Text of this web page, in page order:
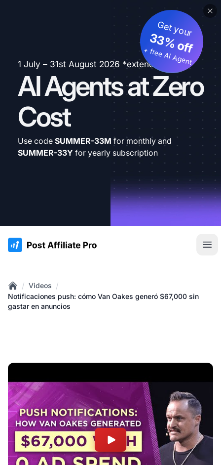
1 July – 31st August 2026 *extended
AI Agents at Zero
Cost
Get your
33% off
+ free AI Agent
Use code SUMMER-33M for monthly and
SUMMER-33Y for yearly subscription
:site.title
Home
/ Videos /
Notificaciones push: cómo Van Oakes generó $67,000 sin
gastar en anuncios